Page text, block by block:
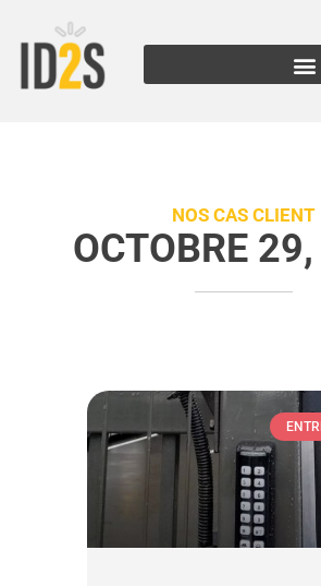
NOS CAS CLIENT
OCTOBRE